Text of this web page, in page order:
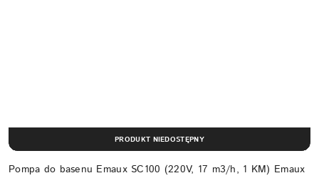
Pompa do basenu Emaux SC100 (220V, 17 m3/h, 1 KM) Emaux
PRODUKT NIEDOSTĘPNY